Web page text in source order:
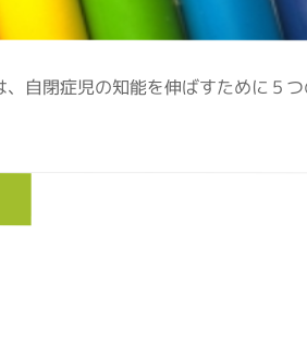
閉症児の知能を伸ばすために５つ